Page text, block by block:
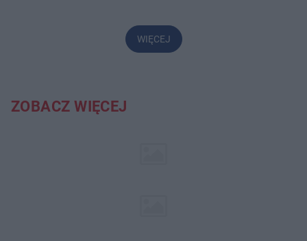
WIĘCEJ
ZOBACZ WIĘCEJ